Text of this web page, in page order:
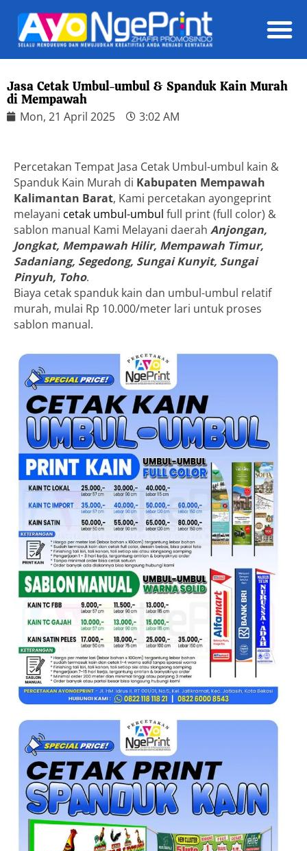
Jasa Cetak Umbul-umbul & Spanduk Kain Murah
di Mempawah
Mon, 21 April 2025 3:02 AM
Percetakan Tempat Jasa Cetak Umbul-umbul kain &
Spanduk Kain Murah di Kabupaten Mempawah
Kalimantan Barat, Kami percetakan ayongeprint
melayani cetak umbul-umbul full print (full color) &
sablon manual Kami Melayani daerah Anjongan,
Jongkat, Mempawah Hilir, Mempawah Timur,
Sadaniang, Segedong, Sungai Kunyit, Sungai
Pinyuh, Toho.
Biaya cetak spanduk kain dan umbul-umbul relatif
murah, mulai Rp 10.000/meter lari untuk proses
sablon manual.